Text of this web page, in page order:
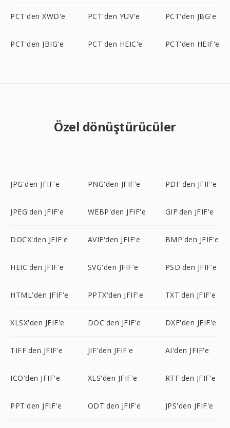
PCT'den XWD'e PCT'den YUV'e PCT'den JBG'e
PCT'den JBIG'e PCT'den HEIC'e PCT'den HEIF'e
Özel dönüştürücüler
JPG'den JFIF'e PNG'den JFIF'e PDF'den JFIF'e
JPEG'den JFIF'e WEBP'den JFIF'e GIF'den JFIF'e
DOCX'den JFIF'e AVIF'den JFIF'e BMP'den JFIF'e
HEIC'den JFIF'e SVG'den JFIF'e PSD'den JFIF'e
HTML'den JFIF'e PPTX'den JFIF'e TXT'den JFIF'e
XLSX'den JFIF'e DOC'den JFIF'e DXF'den JFIF'e
TIFF'den JFIF'e JIF'den JFIF'e AI'den JFIF'e
ICO'den JFIF'e XLS'den JFIF'e RTF'den JFIF'e
PPT'den JFIF'e ODT'den JFIF'e JPS'den JFIF'e